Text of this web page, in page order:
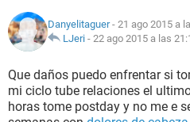
NUTRICIÓN
SEXUALIDAD
Danyelitaguer- 21 ago 2015 a
LJeri - 22 ago 2015 a las
Que daños puedo enfrentar si
mi ciclo tube relaciones el
horas tome postday y no me e